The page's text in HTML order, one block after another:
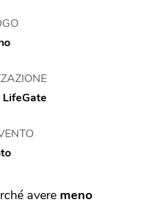
LifeGate
avere meno